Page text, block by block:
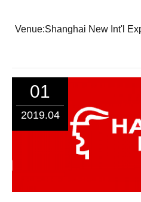
Venue:Shanghai New Int'l
01
2019.04